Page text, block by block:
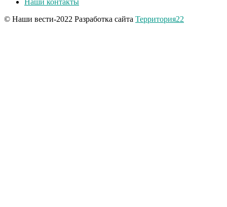
Наши контакты
© Наши вести-2022 Разработка сайта Территория22